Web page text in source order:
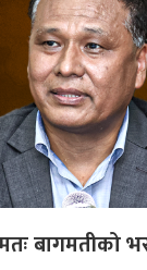
बागमतीको